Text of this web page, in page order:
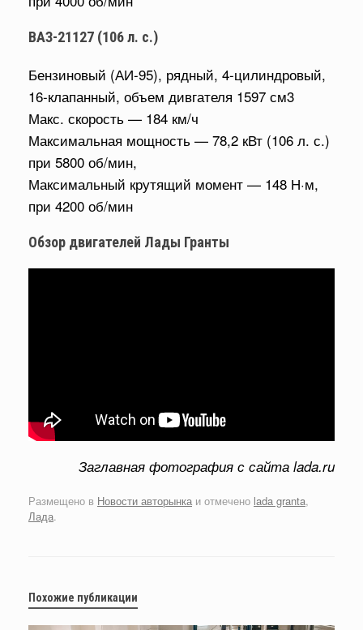
ВАЗ-21127 (106 л. с.)
Бензиновый (АИ-95), рядный, 4-цилиндровый,
16-клапанный, объем дивгателя 1597 см3
Макс. скорость — 184 км/ч
Максимальная мощность — 78,2 кВт (106 л. с.)
при 5800 об/мин,
Максимальный крутящий момент — 148 Н·м,
при 4200 об/мин
Обзор двигателей Лады Гранты
Заглавная фотография с сайта lada.ru
Размещено в Новости авторынка и отмечено lada granta,
Лада.
Похожие публикации